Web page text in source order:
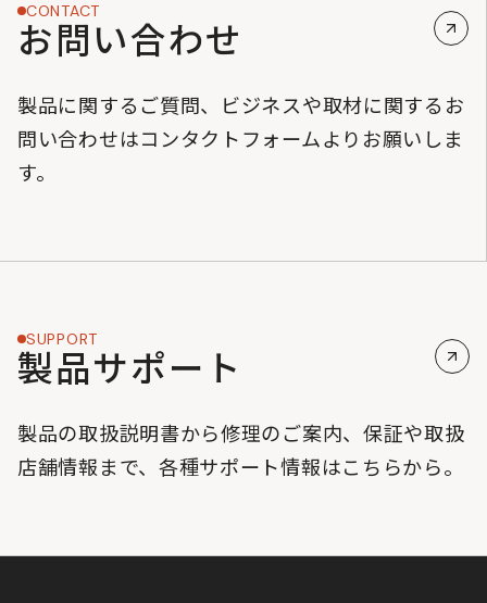
CONTACT
お問い合わせ
製品に関するご質問、ビジネスや取材に関するお
問い合わせはコンタクトフォームよりお願いしま
す。
SUPPORT
製品サポート
製品の取扱説明書から修理のご案内、保証や取扱
店舗情報まで、各種サポート情報はこちらから。